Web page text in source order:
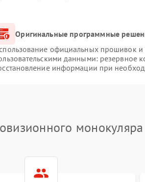
Оригинальные программные
официальных прошивок и
данными: резервное
информации при